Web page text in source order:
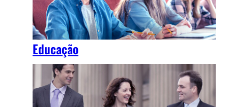
Educação